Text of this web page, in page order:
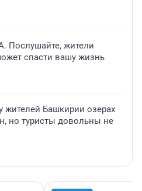
Послушайте, жители
спасти вашу жизнь
жителей Башкирии озерах
но туристы довольны не